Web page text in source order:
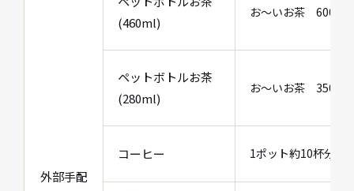
外部手配
(460ml)
お～いお茶
ペットボトルお茶
(280ml)
お～いお茶
コーヒー 1ポット約10杯分(ホ